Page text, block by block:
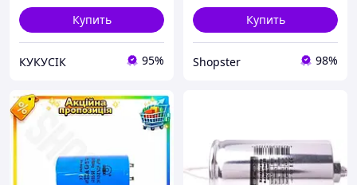
Купить
КУКУСІК 95%
Купить
Shopster 98%